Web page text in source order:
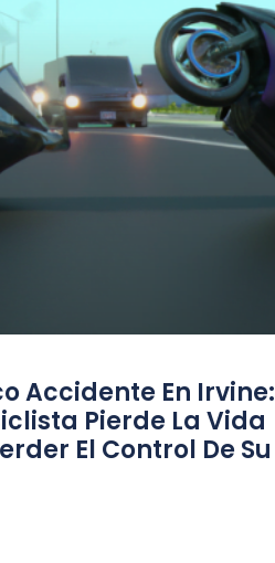
Accidente En Irvine:
Pierde La Vida
El Control De Su